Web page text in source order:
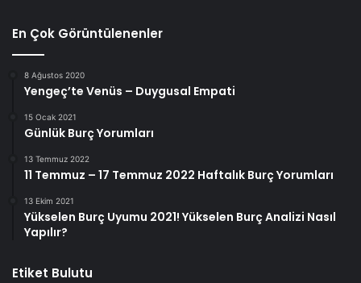
En Çok Görüntülenenler
8 Ağustos 2020
Yengeç’te Venüs – Duygusal Empati
15 Ocak 2021
Günlük Burç Yorumları
13 Temmuz 2022
11 Temmuz – 17 Temmuz 2022 Haftalık Burç Yorumları
13 Ekim 2021
Yükselen Burç Uyumu 2021! Yükselen Burç Analizi Nasıl
Yapılır?
Etiket Bulutu